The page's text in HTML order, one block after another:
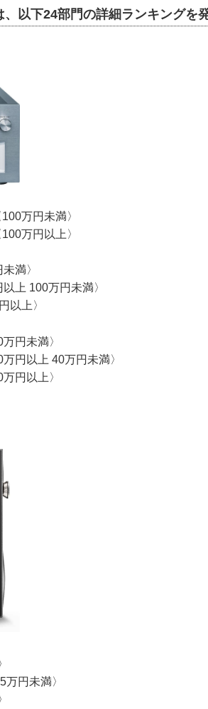
以下24部門の詳細ランキングを
万円未満〉
万円以上〉
満〉
上 100万円未満〉
以上〉
円未満〉
円以上 40万円未満〉
円以上〉
円未満〉